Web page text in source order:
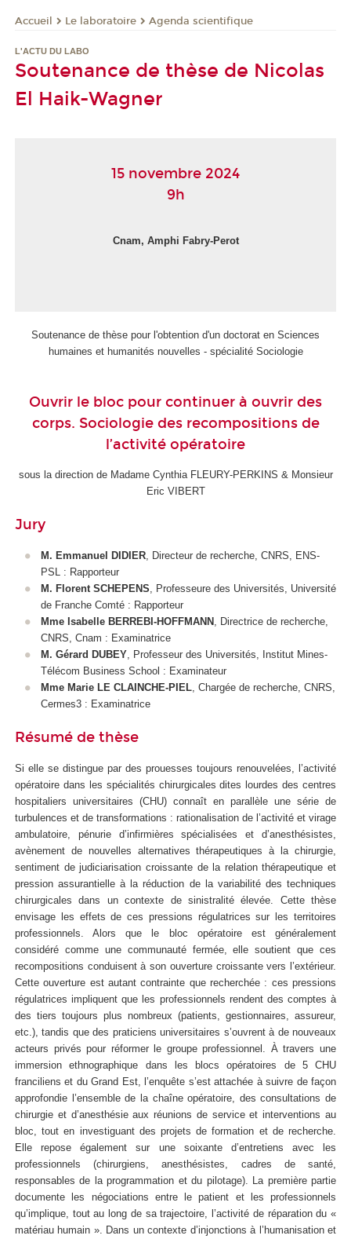
Accueil Le laboratoire Agenda scientifique
L'ACTU DU LABO
Soutenance de thèse de Nicolas
El Haik-Wagner
15 novembre 2024
9h
Cnam, Amphi Fabry-Perot
Soutenance de thèse pour l'obtention d'un doctorat en Sciences
humaines et humanités nouvelles - spécialité Sociologie
Ouvrir le bloc pour continuer à ouvrir des
corps. Sociologie des recompositions de
l’activité opératoire
sous la direction de Madame Cynthia FLEURY-PERKINS & Monsieur
Eric VIBERT
Jury
M. Emmanuel DIDIER, Directeur de recherche, CNRS, ENS-
PSL : Rapporteur
M. Florent SCHEPENS , Professeure des Universités, Université
de Franche Comté : Rapporteur
Mme Isabelle BERREBI-HOFFMANN , Directrice de recherche,
CNRS, Cnam : Examinatrice
M. Gérard DUBEY, Professeur des Universités, Institut Mines-
Télécom Business School : Examinateur
Mme Marie LE CLAINCHE-PIEL, Chargée de recherche, CNRS,
Cermes3 : Examinatrice
Résumé de thèse
Si elle se distingue par des prouesses toujours renouvelées, l’activité
opératoire dans les spécialités chirurgicales dites lourdes des centres
hospitaliers universitaires (CHU) connaît en parallèle une série de
turbulences et de transformations : rationalisation de l’activité et virage
ambulatoire, pénurie d’infirmières spécialisées et d’anesthésistes,
avènement de nouvelles alternatives thérapeutiques à la chirurgie,
sentiment de judiciarisation croissante de la relation thérapeutique et
pression assurantielle à la réduction de la variabilité des techniques
chirurgicales dans un contexte de sinistralité élevée. Cette thèse
envisage les effets de ces pressions régulatrices sur les territoires
professionnels. Alors que le bloc opératoire est généralement
considéré comme une communauté fermée, elle soutient que ces
recompositions conduisent à son ouverture croissante vers l’extérieur.
Cette ouverture est autant contrainte que recherchée : ces pressions
régulatrices impliquent que les professionnels rendent des comptes à
des tiers toujours plus nombreux (patients, gestionnaires, assureur,
etc.), tandis que des praticiens universitaires s’ouvrent à de nouveaux
acteurs privés pour réformer le groupe professionnel. À travers une
immersion ethnographique dans les blocs opératoires de 5 CHU
franciliens et du Grand Est, l’enquête s’est attachée à suivre de façon
approfondie l’ensemble de la chaîne opératoire, des consultations de
chirurgie et d’anesthésie aux réunions de service et interventions au
bloc, tout en investiguant des projets de formation et de recherche.
Elle repose également sur une soixante d’entretiens avec les
professionnels (chirurgiens, anesthésistes, cadres de santé,
responsables de la programmation et du pilotage). La première partie
documente les négociations entre le patient et les professionnels
qu’implique, tout au long de sa trajectoire, l’activité de réparation du «
matériau humain ». Dans un contexte d’injonctions à l’humanisation et